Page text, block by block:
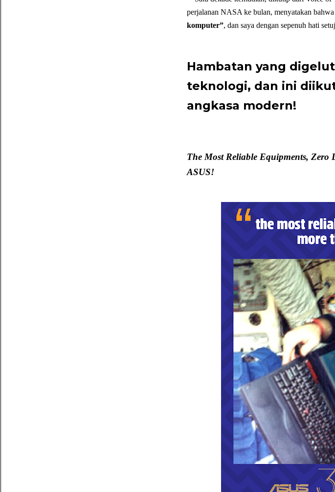
perjalanan NASA ke bulan, menyatakan
komputer”, dan saya dengan sepenuh hati
Hambatan yang
teknologi, dan ini
angkasa modern!
The Most Reliable Equipments, Zero
ASUS!